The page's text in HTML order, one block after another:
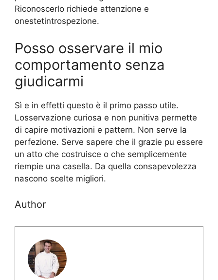
Riconoscerlo richiede attenzione e
onestetintrospezione.
Posso osservare il mio
comportamento senza
giudicarmi
Sì e in effetti questo è il primo passo utile.
Losservazione curiosa e non punitiva permette
di capire motivazioni e pattern. Non serve la
perfezione. Serve sapere che il grazie pu essere
un atto che costruisce o che semplicemente
riempie una casella. Da quella consapevolezza
nascono scelte migliori.
Author